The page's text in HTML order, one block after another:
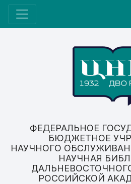
ФЕДЕРАЛЬНОЕ
БЮДЖЕТНОЕ
НАУЧНОГО
НАУЧНАЯ
РОССИЙСКОЙ